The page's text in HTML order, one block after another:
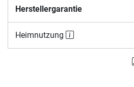
Herstellergarantie
Heimnutzung